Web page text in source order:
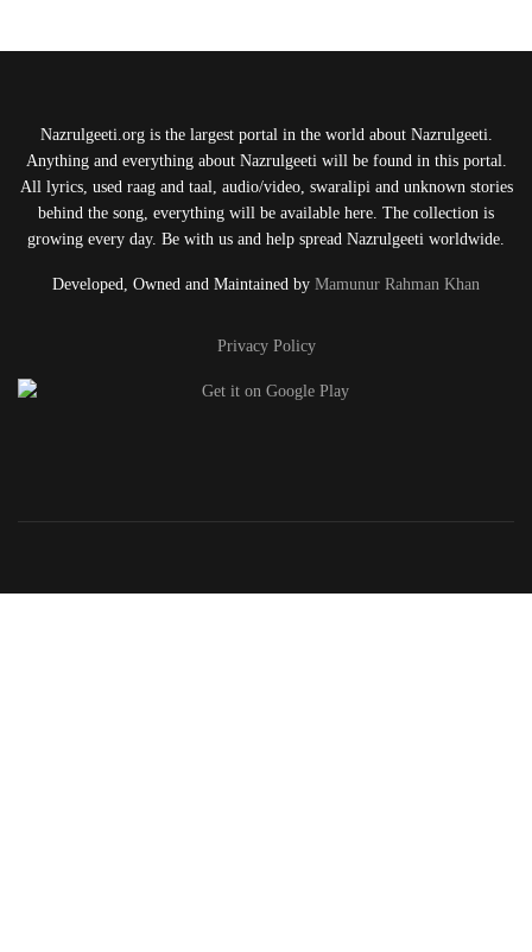
Nazrulgeeti.org is the largest portal in the world about Nazrulgeeti.
Anything and everything about Nazrulgeeti will be found in this portal.
All lyrics, used raag and taal, audio/video, swaralipi and unknown stories
behind the song, everything will be available here. The collection is
growing every day. Be with us and help spread Nazrulgeeti worldwide.
Developed, Owned and Maintained by Mamunur Rahman Khan
Privacy Policy